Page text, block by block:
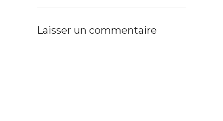
Laisser un commentaire